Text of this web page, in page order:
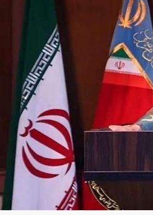
خودرو از منطقه آزاد تهران؛ مناظره
که بازار خودرو را تحت تأثیر قرار داد